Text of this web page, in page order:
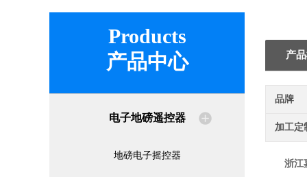
Products
产品中心
电子地磅遥控器
地磅电子摇控器
产
品牌
加工定
浙江